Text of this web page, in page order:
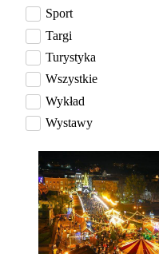
Sport
Targi
Turystyka
Wszystkie
Wykład
Wystawy